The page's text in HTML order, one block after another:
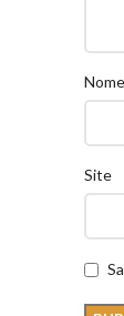
Nome
Site